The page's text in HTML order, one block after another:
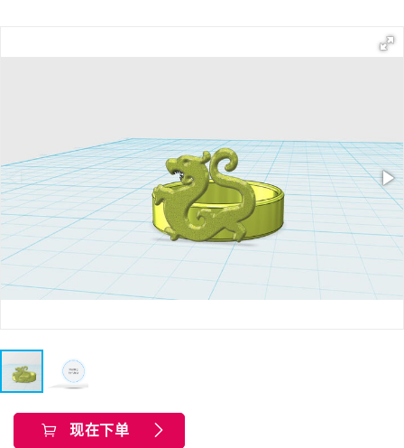
现在下单